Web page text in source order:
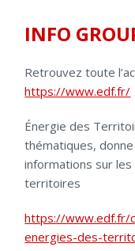
INFO
Retrouvez toute
https://www.edf.fr/
Énergie des
thématiques,
informations sur
territoires
https://www.edf.fr/
energies-des-